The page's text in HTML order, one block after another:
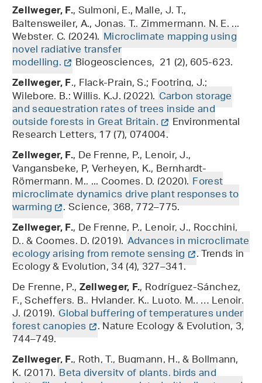
Zellweger, F., Sulmoni, E., Malle, J. T.,
Baltensweiler, A., Jonas, T., Zimmermann, N. E. ...
Webster, C. (2024). Microclimate mapping using
novel radiative transfer
modelling. Biogeosciences, 21 (2), 605-623.
Zellweger, F., Flack-Prain, S.; Footring, J.;
Wilebore, B.; Willis, K.J. (2022). Carbon storage
and sequestration rates of trees inside and
outside forests in Great Britain. Environmental
Research Letters, 17 (7), 074004.
Zellweger, F., De Frenne, P., Lenoir, J.,
Vangansbeke, P, Verheyen, K., Bernhardt-
Römermann, M., ... Coomes, D. (2020). Forest
microclimate dynamics drive plant responses to
warming . Science, 368, 772–775.
Zellweger, F., De Frenne, P., Lenoir, J., Rocchini,
D., & Coomes, D. (2019). Advances in microclimate
ecology arising from remote sensing . Trends in
Ecology & Evolution, 34 (4), 327–341.
De Frenne, P.,Zellweger, F., Rodríguez-Sánchez,
F., Scheffers, B., Hylander, K., Luoto, M., … Lenoir,
J. (2019). Global buffering of temperatures under
forest canopies . Nature Ecology & Evolution, 3,
744–749.
Zellweger, F., Roth, T., Bugmann, H., & Bollmann,
K. (2017). Beta diversity of plants, birds and